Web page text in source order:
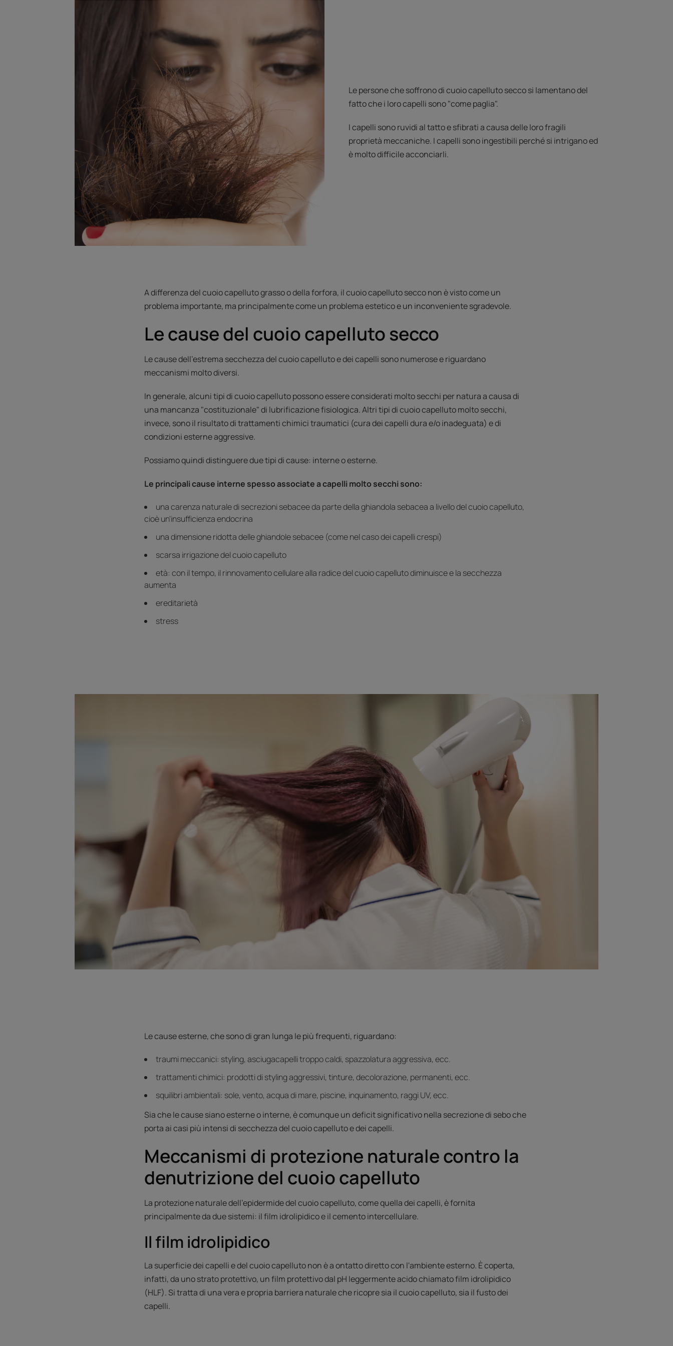
Le persone che soffrono di cuoio capelluto secco si lamentano del
fatto che i loro capelli sono "come paglia".
I capelli sono ruvidi al tatto e sfibrati a causa delle loro fragili
proprietà meccaniche. I capelli sono ingestibili perché si intrigano ed
è molto difficile acconciarli.
A differenza del cuoio capelluto grasso o della forfora, il cuoio capelluto secco non è visto come un
problema importante, ma principalmente come un problema estetico e un inconveniente sgradevole.
Le cause del cuoio capelluto secco
Le cause dell'estrema secchezza del cuoio capelluto e dei capelli sono numerose e riguardano
meccanismi molto diversi.
In generale, alcuni tipi di cuoio capelluto possono essere considerati molto secchi per natura a causa di
una mancanza "costituzionale" di lubrificazione fisiologica. Altri tipi di cuoio capelluto molto secchi,
invece, sono il risultato di trattamenti chimici traumatici (cura dei capelli dura e/o inadeguata) e di
condizioni esterne aggressive.
Possiamo quindi distinguere due tipi di cause: interne o esterne.
Le principali cause interne spesso associate a capelli molto secchi sono:
una carenza naturale di secrezioni sebacee da parte della ghiandola sebacea a livello del cuoio capelluto,
cioè un'insufficienza endocrina
una dimensione ridotta delle ghiandole sebacee (come nel caso dei capelli crespi)
scarsa irrigazione del cuoio capelluto
età: con il tempo, il rinnovamento cellulare alla radice del cuoio capelluto diminuisce e la secchezza
aumenta
ereditarietà
stress
Le cause esterne, che sono di gran lunga le più frequenti, riguardano:
traumi meccanici: styling, asciugacapelli troppo caldi, spazzolatura aggressiva, ecc.
trattamenti chimici: prodotti di styling aggressivi, tinture, decolorazione, permanenti, ecc.
squilibri ambientali: sole, vento, acqua di mare, piscine, inquinamento, raggi UV, ecc.
Sia che le cause siano esterne o interne, è comunque un deficit significativo nella secrezione di sebo che
porta ai casi più intensi di secchezza del cuoio capelluto e dei capelli.
Meccanismi di protezione naturale contro la
denutrizione del cuoio capelluto
La protezione naturale dell'epidermide del cuoio capelluto, come quella dei capelli, è fornita
principalmente da due sistemi: il film idrolipidico e il cemento intercellulare.
Il film idrolipidico
La superficie dei capelli e del cuoio capelluto non è a ontatto diretto con l'ambiente esterno. È coperta,
infatti, da uno strato protettivo, un film protettivo dal pH leggermente acido chiamato film idrolipidico
(HLF). Si tratta di una vera e propria barriera naturale che ricopre sia il cuoio capelluto, sia il fusto dei
capelli.